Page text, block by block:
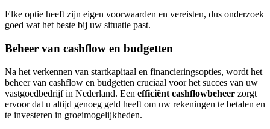
Elke optie heeft zijn eigen voorwaarden en vereisten, dus onderzoek
goed wat het beste bij uw situatie past.
Beheer van cashflow en budgetten
Na het verkennen van startkapitaal en financieringsopties, wordt het
beheer van cashflow en budgetten cruciaal voor het succes van uw
vastgoedbedrijf in Nederland. Een efficiënt cashflowbeheer zorgt
ervoor dat u altijd genoeg geld heeft om uw rekeningen te betalen en
te investeren in groeimogelijkheden.